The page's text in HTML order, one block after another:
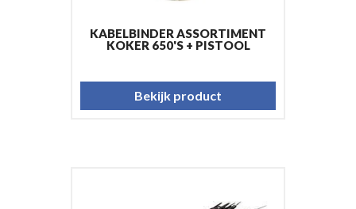
KABELBINDER ASSORTIMENT
KOKER 650'S + PISTOOL
Bekijk product